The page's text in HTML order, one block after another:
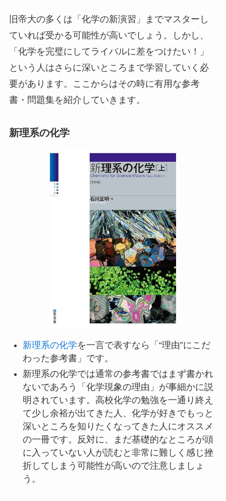
旧帝大の多くは「化学の新演習」までマスターし
ていれば受かる可能性が高いでしょう。しかし、
「化学を完璧にしてライバルに差をつけたい！」
という人はさらに深いところまで学習していく必
要があります。ここからはその時に有用な参考
書・問題集を紹介していきます。
新理系の化学
新理系の化学を一言で表すなら「“理由”にこだ
わった参考書」です。
新理系の化学では通常の参考書ではまず書かれ
ないであろう「化学現象の理由」が事細かに説
明されています。高校化学の勉強を一通り終え
て少し余裕が出てきた人、化学が好きでもっと
深いところを知りたくなってきた人にオススメ
の一冊です。反対に、まだ基礎的なところが頭
に入っていない人が読むと非常に難しく感じ挫
折してしまう可能性が高いので注意しましょ
う。